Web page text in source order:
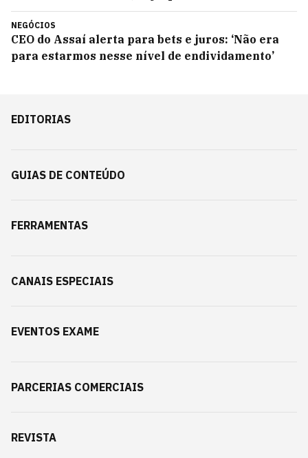
NEGÓCIOS
CEO do Assaí alerta para bets e juros: ‘Não era
para estarmos nesse nível de endividamento’
EDITORIAS
GUIAS DE CONTEÚDO
FERRAMENTAS
CANAIS ESPECIAIS
EVENTOS EXAME
PARCERIAS COMERCIAIS
REVISTA